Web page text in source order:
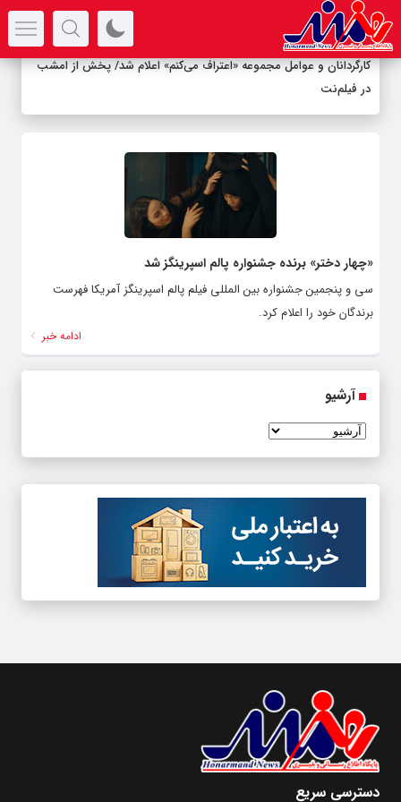
کارگردانان و عوامل مجموعه «اعتراف می‌کنم» اعلام شد/ پخش از امشب
در فیلم‌نت
«چهار دختر» برنده جشنواره پالم اسپرینگز شد
سی و پنجمین جشنواره بین المللی فیلم پالم اسپرینگز آمریکا فهرست
برندگان خود را اعلام کرد.
ادامه خبر
آرشیو
دسترسی سریع